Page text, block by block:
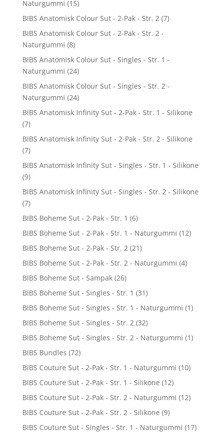
Naturgummi (15)
BIBS Anatomisk Colour Sut - 2-Pak - Str. 2 (7)
BIBS Anatomisk Colour Sut - 2-Pak - Str. 2 -
Naturgummi (8)
BIBS Anatomisk Colour Sut - Singles - Str. 1 -
Naturgummi (24)
BIBS Anatomisk Colour Sut - Singles - Str. 2 -
Naturgummi (24)
BIBS Anatomisk Infinity Sut - 2-Pak - Str. 1 - Silikone
(7)
BIBS Anatomisk Infinity Sut - 2-Pak - Str. 2 - Silikone
(7)
BIBS Anatomisk Infinity Sut - Singles - Str. 1 - Silikone
(9)
BIBS Anatomisk Infinity Sut - Singles - Str. 2 - Silikone
(7)
BIBS Boheme Sut - 2-Pak - Str. 1 (6)
BIBS Boheme Sut - 2-Pak - Str. 1 - Naturgummi (12)
BIBS Boheme Sut - 2-Pak - Str. 2 (21)
BIBS Boheme Sut - 2-Pak - Str. 2 - Naturgummi (4)
BIBS Boheme Sut - Sampak (26)
BIBS Boheme Sut - Singles - Str. 1 (31)
BIBS Boheme Sut - Singles - Str. 1 - Naturgummi (1)
BIBS Boheme Sut - Singles - Str. 2 (32)
BIBS Boheme Sut - Singles - Str. 2 - Naturgummi (1)
BIBS Bundles (72)
BIBS Couture Sut - 2-Pak - Str. 1 - Naturgummi (10)
BIBS Couture Sut - 2-Pak - Str. 1 - Silikone (12)
BIBS Couture Sut - 2-Pak - Str. 2 - Naturgummi (12)
BIBS Couture Sut - 2-Pak - Str. 2 - Silikone (9)
BIBS Couture Sut - Singles - Str. 1 - Naturgummi (17)